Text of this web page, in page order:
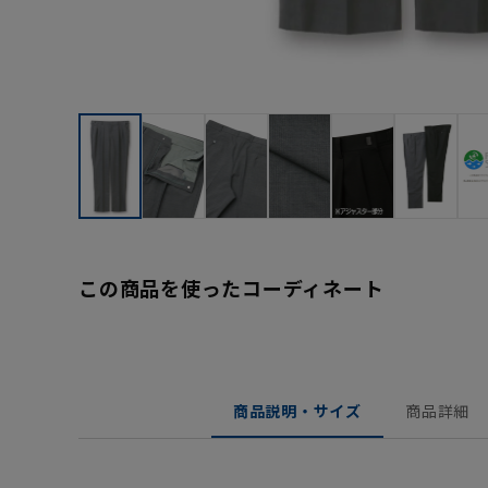
この商品を使ったコーディネート
商品説明・サイズ 商品詳細